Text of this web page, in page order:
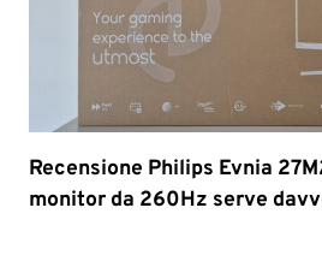
Recensione Philips Evnia
monitor da 260Hz serve